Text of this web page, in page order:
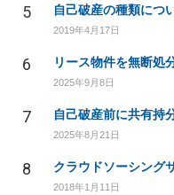
5 自己破産の種類につ
2019年4月17日
6 リース物件を無断処
2025年9月8日
7
2025年8月21日
8
2018年1月11日